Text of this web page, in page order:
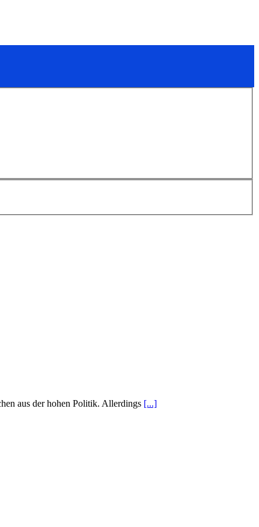
aus der hohen Politik. Allerdings [...]